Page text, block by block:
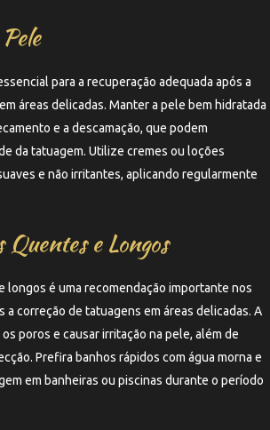
para a recuperação adequada após a
áreas delicadas. Manter a pele bem hidratada
e a descamação, que podem
da tatuagem. Utilize cremes ou loções
e não irritantes, aplicando regularmente
e Longos
longos é uma recomendação importante nos
a correção de tatuagens em áreas delicadas. A
poros e causar irritação na pele, além de
Prefira banhos rápidos com água morna e
em banheiras ou piscinas durante o período